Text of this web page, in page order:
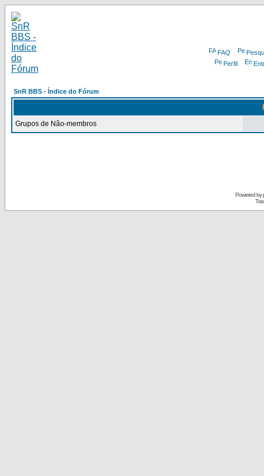
FAQ
Perfil
SnR BBS - Índice do Fórum
Grupos de Não-membros
Powered by